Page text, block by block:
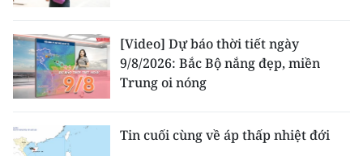
[Video] Dự báo thời tiết ngày
9/8/2026: Bắc Bộ nắng đẹp, miền
Trung oi nóng
Tin cuối cùng về áp thấp nhiệt đới